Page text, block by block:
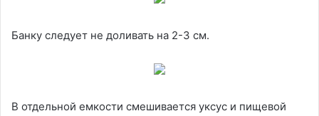
Банку следует не доливать на 2-3 см.
В отдельной емкости смешивается уксус и пищевой